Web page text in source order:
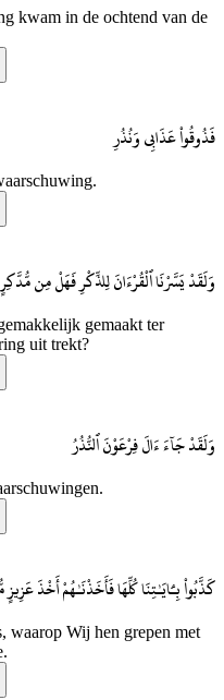
kwam in de ochtend van de
فَذُوقُوا۟ عَذَابِى وَنُذُرِ
وَلَقَدْ يَسَّرْنَا ٱلْقُرْءَانَ لِلذِّكْرِ فَهَلْ مِن مُّدَّكِرٍ
gemaakt ter
uit trekt?
وَلَقَدْ جَآءَ ءَالَ فِرْعَوْنَ ٱلنُّذُرُ
كَذَّبُوا۟ بِـَٔايَـٰتِنَا كُلِّهَا فَأَخَذْنَـٰهُمْ أَخْذَ
waarop Wij hen grepen met